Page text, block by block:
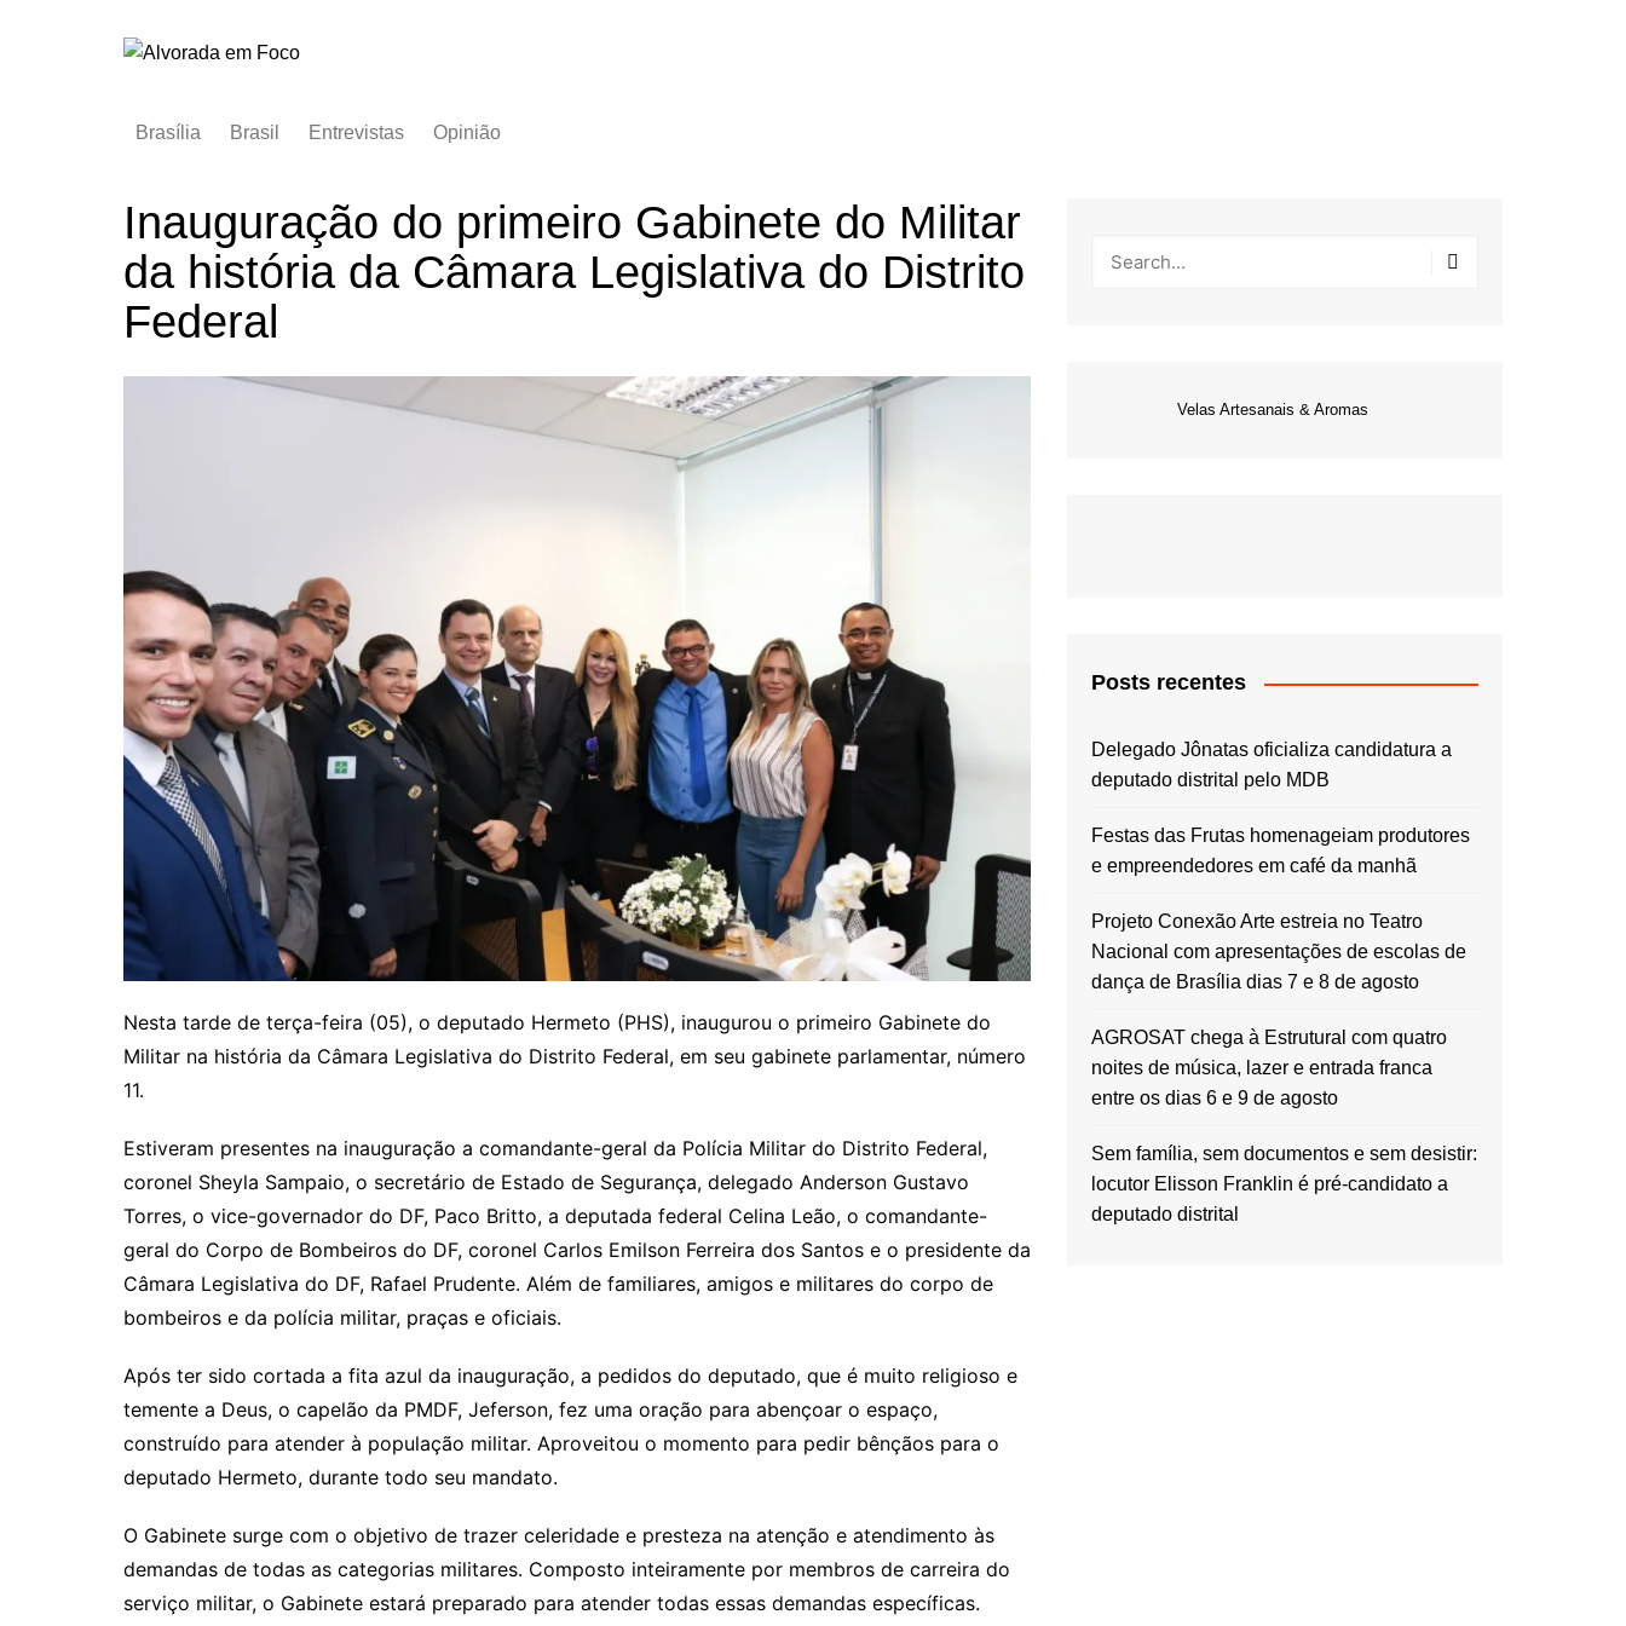
Brasília
Brasil Entrevistas Opinião
Inauguração do primeiro Gabinete do Militar
da história da Câmara Legislativa do Distrito
Federal
Nesta tarde de terça-feira (05), o deputado Hermeto (PHS), inaugurou o primeiro Gabinete do
Militar na história da Câmara Legislativa do Distrito Federal, em seu gabinete parlamentar, número
11.
Estiveram presentes na inauguração a comandante-geral da Polícia Militar do Distrito Federal,
coronel Sheyla Sampaio, o secretário de Estado de Segurança, delegado Anderson Gustavo
Torres, o vice-governador do DF, Paco Britto, a deputada federal Celina Leão, o comandante-
geral do Corpo de Bombeiros do DF, coronel Carlos Emilson Ferreira dos Santos e o presidente da
Câmara Legislativa do DF, Rafael Prudente. Além de familiares, amigos e militares do corpo de
bombeiros e da polícia militar, praças e oficiais.
Após ter sido cortada a fita azul da inauguração, a pedidos do deputado, que é muito religioso e
temente a Deus, o capelão da PMDF, Jeferson, fez uma oração para abençoar o espaço,
construído para atender à população militar. Aproveitou o momento para pedir bênçãos para o
deputado Hermeto, durante todo seu mandato.
O Gabinete surge com o objetivo de trazer celeridade e presteza na atenção e atendimento às
demandas de todas as categorias militares. Composto inteiramente por membros de carreira do
serviço militar, o Gabinete estará preparado para atender todas essas demandas específicas.
Velas Artesanais & Aromas
Posts recentes
Delegado Jônatas oficializa candidatura a
deputado distrital pelo MDB
Festas das Frutas homenageiam produtores
e empreendedores em café da manhã
Projeto Conexão Arte estreia no Teatro
Nacional com apresentações de escolas de
dança de Brasília dias 7 e 8 de agosto
AGROSAT chega à Estrutural com quatro
noites de música, lazer e entrada franca
entre os dias 6 e 9 de agosto
Sem família, sem documentos e sem desistir:
locutor Elisson Franklin é pré-candidato a
deputado distrital